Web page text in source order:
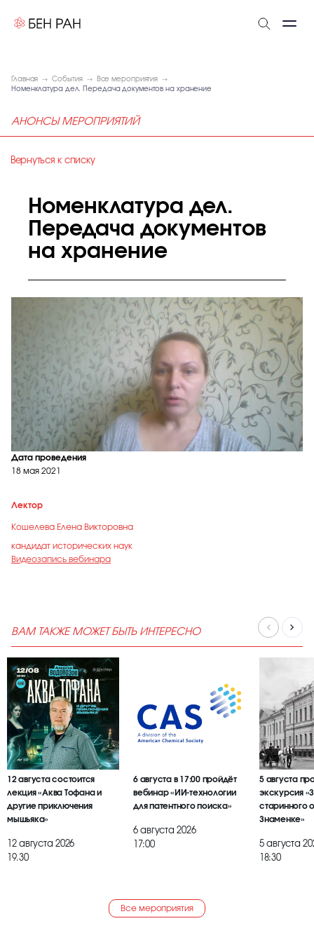
Главная События
Все мероприятия
Номенклатура дел. Передача документов на хранение
АНОНСЫ МЕРОПРИЯТИЙ
Вернуться к списку
Номенклатура дел.
Передача документов
на хранение
Дата проведения
18 мая 2021
Лектор
Кошелева Елена Викторовна
кандидат исторических наук
Видеозапись вебинара
ВАМ ТАКЖЕ МОЖЕТ БЫТЬ ИНТЕРЕСНО
12 августа состоится
лекция «Аква Тофана и
другие приключения
мышьяка»
12 августа 2026
19.30
6 августа в 17:00 пройдёт
вебинар «ИИ-технологии
для патентного поиска»
6 августа 2026
17:00
5 августа
экскурсия
старинного
Знаменке»
5 августа
18:30
Все мероприятия